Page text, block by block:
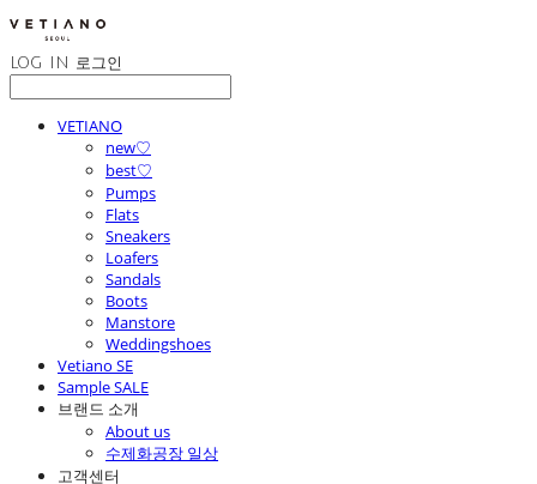
LOG IN 로그인
VETIANO
new♡
best♡
Pumps
Flats
Sneakers
Loafers
Sandals
Boots
Manstore
Weddingshoes
Vetiano SE
Sample SALE
브랜드 소개
About us
수제화공장 일상
고객센터